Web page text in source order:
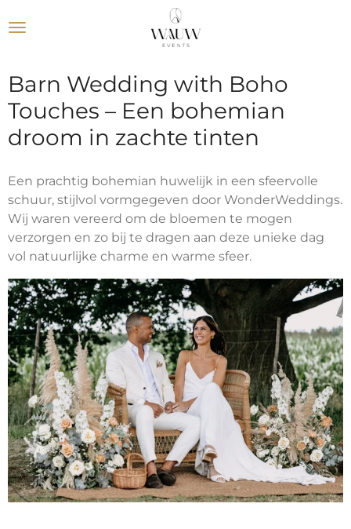
direct
de
hoofdinhoud
Barn Wedding with Boho
Touches – Een bohemian
droom in zachte tinten
Een prachtig bohemian huwelijk in een sfeervolle
schuur, stijlvol vormgegeven door WonderWeddings.
Wij waren vereerd om de bloemen te mogen
verzorgen en zo bij te dragen aan deze unieke dag
vol natuurlijke charme en warme sfeer.